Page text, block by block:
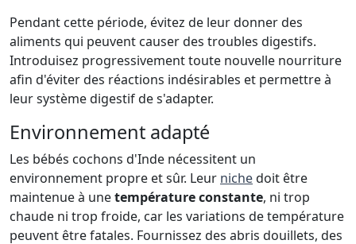
Pendant cette période, évitez de leur donner des
aliments qui peuvent causer des troubles digestifs.
Introduisez progressivement toute nouvelle nourriture
afin d'éviter des réactions indésirables et permettre à
leur système digestif de s'adapter.
Environnement adapté
Les bébés cochons d'Inde nécessitent un
environnement propre et sûr. Leur nichedoit être
maintenue à unetempérature constante, ni trop
chaude ni trop froide, car les variations de température
peuvent être fatales. Fournissez des abris douillets, des